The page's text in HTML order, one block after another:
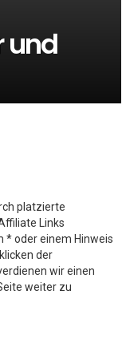
und
platzierte
Links
* oder einem Hinweis
der
wir einen
weiter zu